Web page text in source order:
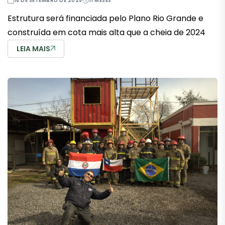
Estrutura será financiada pelo Plano Rio Grande e
construída em cota mais alta que a cheia de 2024
LEIA MAIS